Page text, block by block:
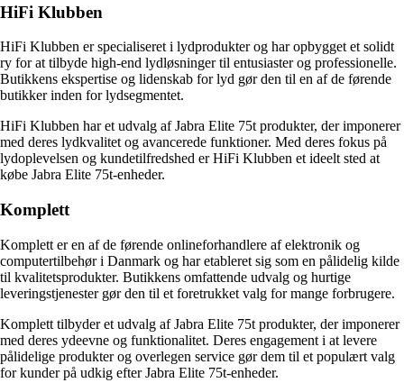
HiFi Klubben
HiFi Klubben er specialiseret i lydprodukter og har opbygget et solidt
ry for at tilbyde high-end lydløsninger til entusiaster og professionelle.
Butikkens ekspertise og lidenskab for lyd gør den til en af de førende
butikker inden for lydsegmentet.
HiFi Klubben har et udvalg af Jabra Elite 75t produkter, der imponerer
med deres lydkvalitet og avancerede funktioner. Med deres fokus på
lydoplevelsen og kundetilfredshed er HiFi Klubben et ideelt sted at
købe Jabra Elite 75t-enheder.
Komplett
Komplett er en af de førende onlineforhandlere af elektronik og
computertilbehør i Danmark og har etableret sig som en pålidelig kilde
til kvalitetsprodukter. Butikkens omfattende udvalg og hurtige
leveringstjenester gør den til et foretrukket valg for mange forbrugere.
Komplett tilbyder et udvalg af Jabra Elite 75t produkter, der imponerer
med deres ydeevne og funktionalitet. Deres engagement i at levere
pålidelige produkter og overlegen service gør dem til et populært valg
for kunder på udkig efter Jabra Elite 75t-enheder.